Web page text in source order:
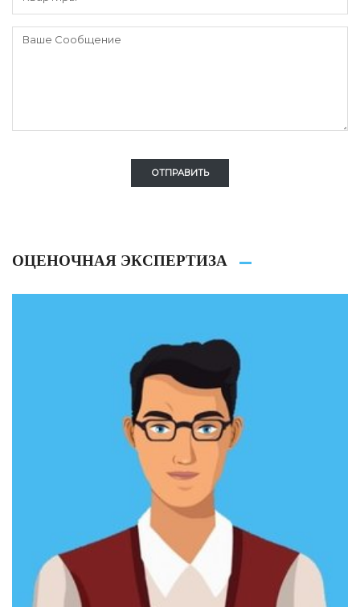
ОТПРАВИТЬ
ОЦЕНОЧНАЯ ЭКСПЕРТИЗА